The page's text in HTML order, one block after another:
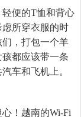
便的T恤和背心
虑所穿衣服的时
，打包一个羊
都应该带一条
车和飞机上。
！越南的Wi-Fi